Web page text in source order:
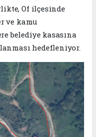
Of ilçesinde
ve kamu
belediye kasasına
hedefleniyor.